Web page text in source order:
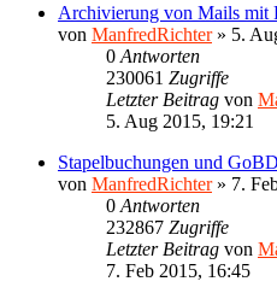
Archivierung von Mails mit
von ManfredRichter» 5.
0 Antworten
230061 Zugriffe
Letzter Beitrag von
5. Aug 2015, 19:21
Stapelbuchungen und GoBD
von ManfredRichter» 7.
0 Antworten
232867 Zugriffe
Letzter Beitrag von
7. Feb 2015, 16:45